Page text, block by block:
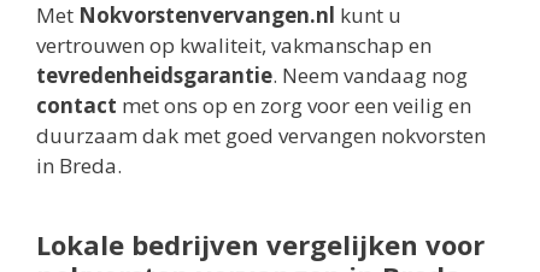
Met Nokvorstenvervangen.nl kunt u
vertrouwen op kwaliteit, vakmanschap en
tevredenheidsgarantie. Neem vandaag nog
contact met ons op en zorg voor een veilig en
duurzaam dak met goed vervangen nokvorsten
in Breda.
Lokale bedrijven vergelijken voor